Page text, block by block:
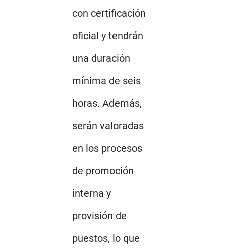
con certificación
oficial y tendrán
una duración
mínima de seis
horas. Además,
serán valoradas
en los procesos
de promoción
interna y
provisión de
puestos, lo que